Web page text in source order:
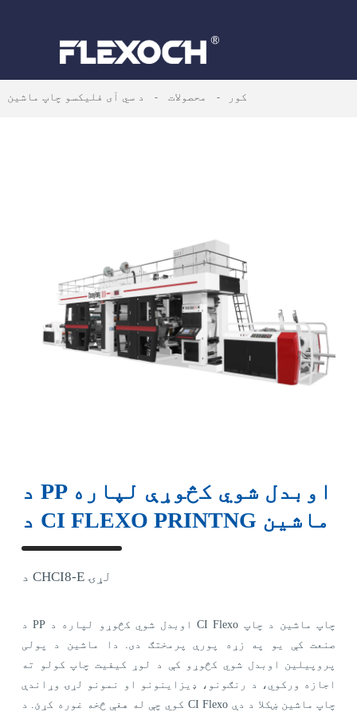
کور محصولات د سي آی فلیکسو چاپ ماشین
د PP اوبدل شوي کڅوړې لپاره
د CI FLEXO PRINTNG ماشین
د CHCI8-E لړۍ
د PP اوبدل شوي کڅوړو لپاره د CI Flexo چاپ ماشین د چاپ
صنعت کې یو په زړه پورې پرمختګ دی. دا ماشین د پولی
پروپیلین اوبدل شوي کڅوړو کې د لوړ کیفیت چاپ کولو ته
اجازه ورکوي، د رنګونو، ډیزاینونو او نمونو لړۍ وړاندې
کوي چې له هغې څخه غوره کړئ. د CI Flexo چاپ ماشین ښکلا د دې